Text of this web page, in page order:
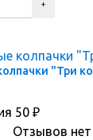
"Три
50 ₽
Отзывов нет